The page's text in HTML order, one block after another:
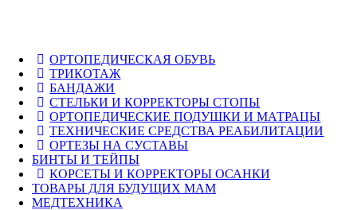
ОРТОПЕДИЧЕСКАЯ ОБУВЬ
ТРИКОТАЖ
БАНДАЖИ
СТЕЛЬКИ И КОРРЕКТОРЫ СТОПЫ
ОРТОПЕДИЧЕСКИЕ ПОДУШКИ И МАТРАЦЫ
ТЕХНИЧЕСКИЕ СРЕДСТВА РЕАБИЛИТАЦИИ
ОРТЕЗЫ НА СУСТАВЫ
БИНТЫ И ТЕЙПЫ
КОРСЕТЫ И КОРРЕКТОРЫ ОСАНКИ
ТОВАРЫ ДЛЯ БУДУЩИХ МАМ
МЕДТЕХНИКА